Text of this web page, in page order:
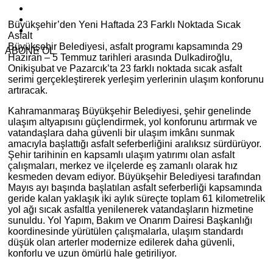
ABONE OL
Büyükşehir’den Yeni Haftada 23 Farklı Noktada Sıcak
Asfalt
Büyükşehir Belediyesi, asfalt programı kapsamında 29
Haziran – 5 Temmuz tarihleri arasında Dulkadiroğlu,
Onikişubat ve Pazarcık’ta 23 farklı noktada sıcak asfalt
serimi gerçekleştirerek yerleşim yerlerinin ulaşım konforunu
artıracak.
Kahramanmaraş Büyükşehir Belediyesi, şehir genelinde
ulaşım altyapısını güçlendirmek, yol konforunu artırmak ve
vatandaşlara daha güvenli bir ulaşım imkânı sunmak
amacıyla başlattığı asfalt seferberliğini aralıksız sürdürüyor.
Şehir tarihinin en kapsamlı ulaşım yatırımı olan asfalt
çalışmaları, merkez ve ilçelerde eş zamanlı olarak hız
kesmeden devam ediyor. Büyükşehir Belediyesi tarafından
Mayıs ayı başında başlatılan asfalt seferberliği kapsamında
geride kalan yaklaşık iki aylık süreçte toplam 61 kilometrelik
yol ağı sıcak asfaltla yenilenerek vatandaşların hizmetine
sunuldu. Yol Yapım, Bakım ve Onarım Dairesi Başkanlığı
koordinesinde yürütülen çalışmalarla, ulaşım standardı
düşük olan arterler modernize edilerek daha güvenli,
konforlu ve uzun ömürlü hale getiriliyor.